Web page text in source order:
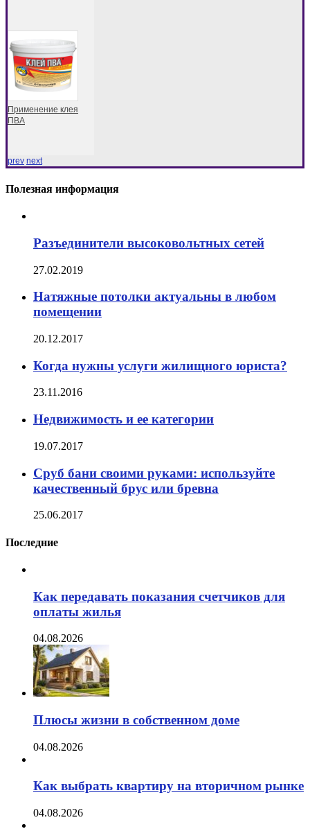
Применение клея
ПВА
prev next
Полезная информация
Разъединители высоковольтных сетей
27.02.2019
Натяжные потолки актуальны в любом
помещении
20.12.2017
Когда нужны услуги жилищного юриста?
23.11.2016
Недвижимость и ее категории
19.07.2017
Сруб бани своими руками: используйте
качественный брус или бревна
25.06.2017
Последние
Как передавать показания счетчиков для
оплаты жилья
04.08.2026
Плюсы жизни в собственном доме
04.08.2026
Как выбрать квартиру на вторичном рынке
04.08.2026